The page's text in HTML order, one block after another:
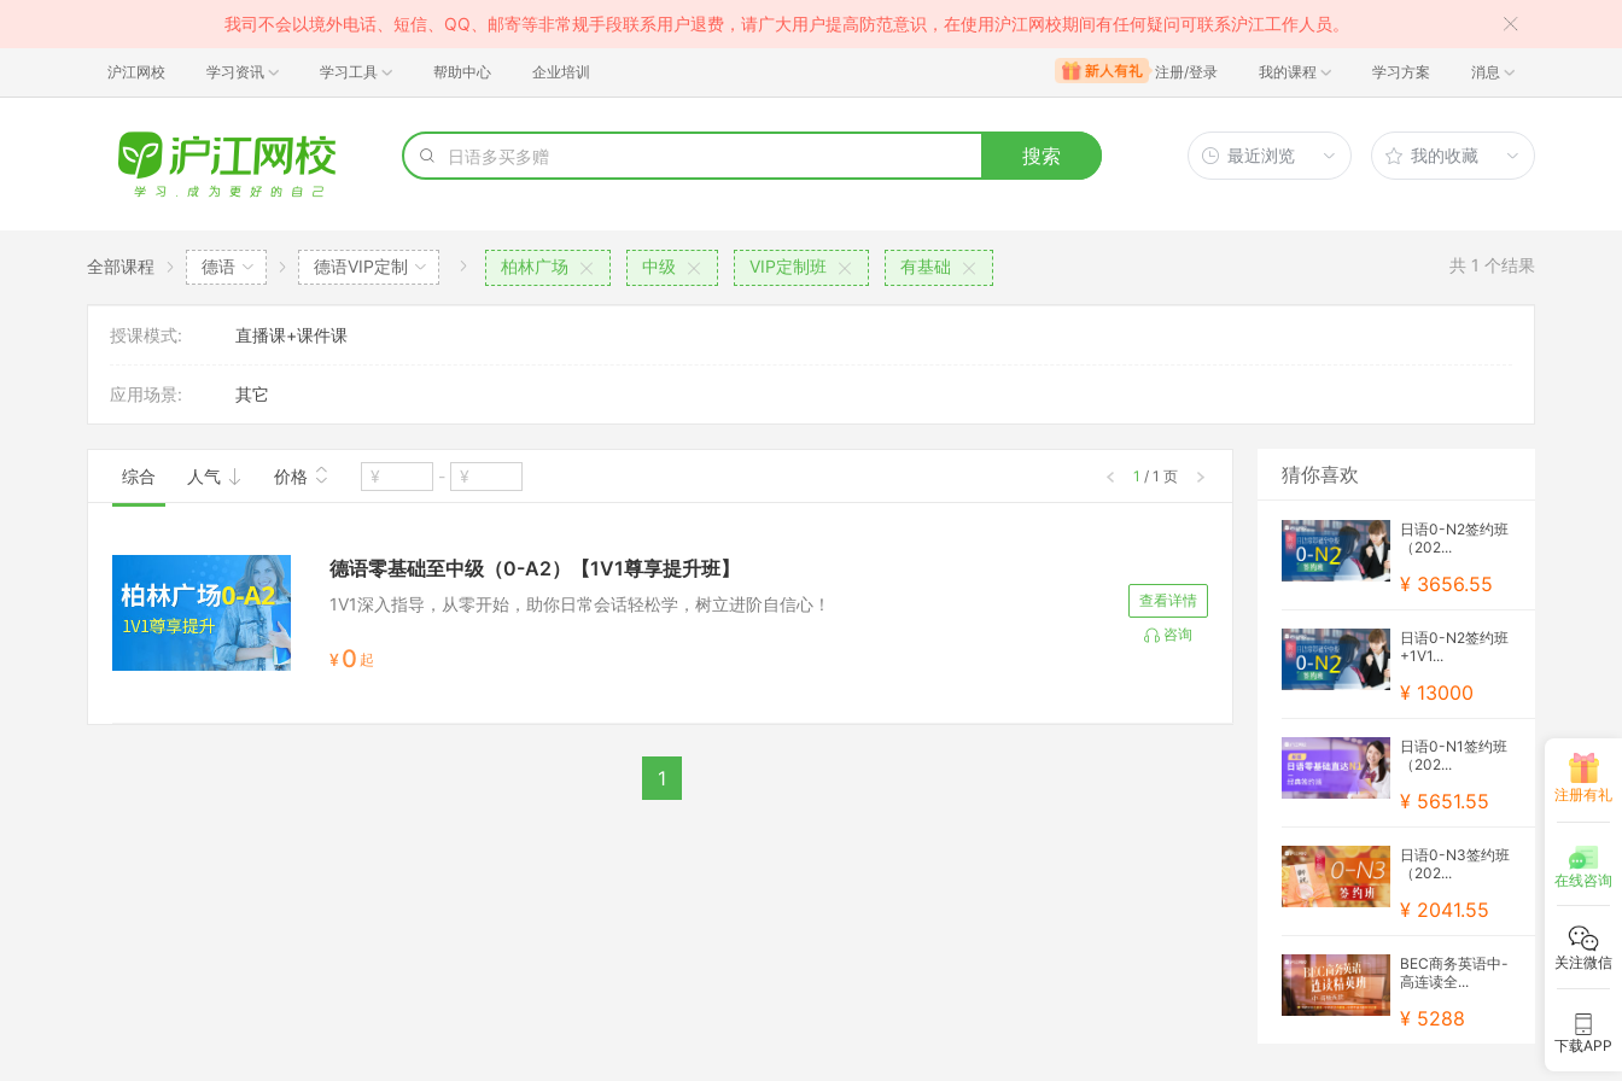
我司不会以境外电话、短信、QQ、邮寄等非常规手段联系用户退费，请广大用户提高防范意识，在使用沪江网校期间有任何疑问可联系沪江工作人员。
沪江网校 学习资讯 学习工具 帮助中心 企业培训 注册/登录 我的课程 学习方案 消息
搜索 最近浏览 我的收藏
全部课程 德语 德语VIP定制 柏林广场 中级 VIP定制班 有基础 共 1 个结果
授课模式: 直播课+课件课
应用场景: 其它
综合 人气 价格 - 1 / 1 页
德语零基础至中级（0-A2）【1V1尊享提升班】
1V1深入指导，从零开始，助你日常会话轻松学，树立进阶自信心！
¥0 起
查看详情
咨询
1
猜你喜欢
日语0-N2签约班
（202...
¥ 3656.55
日语0-N2签约班
+1V1...
¥ 13000
日语0-N1签约班
（202...
¥ 5651.55
日语0-N3签约班
（202...
¥ 2041.55
BEC商务英语中-
高连读全...
¥ 5288
注册有礼
在线咨询
关注微信
下载APP